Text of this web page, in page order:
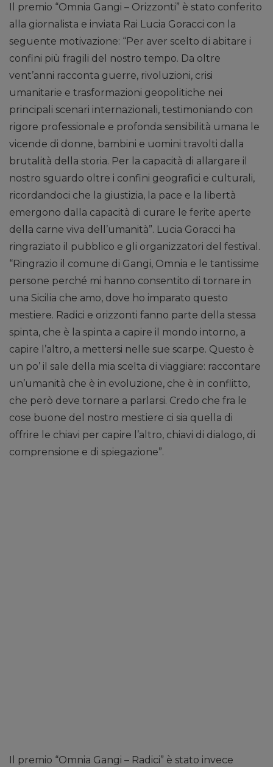
Il premio “Omnia Gangi – Orizzonti” è stato conferito
alla giornalista e inviata Rai Lucia Goracci con la
seguente motivazione: “Per aver scelto di abitare i
confini più fragili del nostro tempo. Da oltre
vent’anni racconta guerre, rivoluzioni, crisi
umanitarie e trasformazioni geopolitiche nei
principali scenari internazionali, testimoniando con
rigore professionale e profonda sensibilità umana le
vicende di donne, bambini e uomini travolti dalla
brutalità della storia. Per la capacità di allargare il
nostro sguardo oltre i confini geografici e culturali,
ricordandoci che la giustizia, la pace e la libertà
emergono dalla capacità di curare le ferite aperte
della carne viva dell’umanità”. Lucia Goracci ha
ringraziato il pubblico e gli organizzatori del festival.
“Ringrazio il comune di Gangi, Omnia e le tantissime
persone perché mi hanno consentito di tornare in
una Sicilia che amo, dove ho imparato questo
mestiere. Radici e orizzonti fanno parte della stessa
spinta, che è la spinta a capire il mondo intorno, a
capire l’altro, a mettersi nelle sue scarpe. Questo è
un po’ il sale della mia scelta di viaggiare: raccontare
un’umanità che è in evoluzione, che è in conflitto,
che però deve tornare a parlarsi. Credo che fra le
cose buone del nostro mestiere ci sia quella di
offrire le chiavi per capire l’altro, chiavi di dialogo, di
comprensione e di spiegazione”.
Il premio “Omnia Gangi – Radici” è stato invece